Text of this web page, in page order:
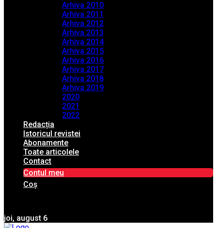
Arhiva 2010
Arhiva 2011
Arhiva 2012
Arhiva 2013
Arhiva 2014
Arhiva 2015
Arhiva 2016
Arhiva 2017
Arhiva 2018
Arhiva 2019
2020
2021
2022
Redacția
Istoricul revistei
Abonamente
Toate articolele
Contact
Contul meu
Coș
joi, august 6